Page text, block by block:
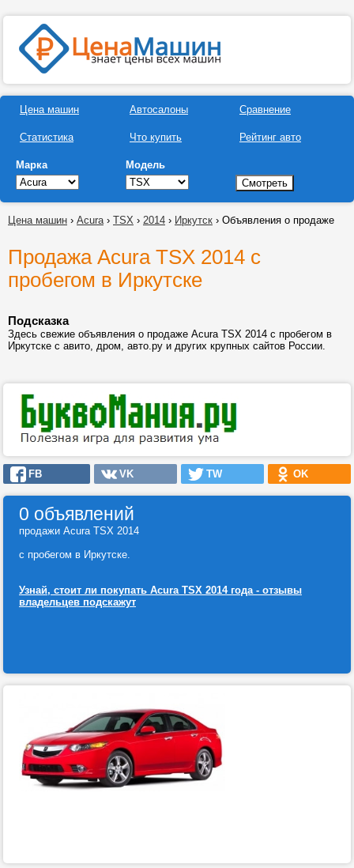
Цена машин
Статистика
Автосалоны
Что купить
Сравнение
Рейтинг авто
Марка Модель
Цена машин › Acura› TSX › 2014 › Иркутск › Объявления о продаже
Продажа Acura TSX 2014 с
пробегом в Иркутске
Подсказка
Здесь свежие объявления о продаже Acura TSX 2014 с пробегом в
Иркутске с авито, дром, авто.ру и других крупных сайтов России.
FB VK TW OK
0 объявлений
продажи Acura TSX 2014
с пробегом в Иркутске.
Узнай, стоит ли покупать Acura TSX 2014 года - отзывы
владельцев подскажут